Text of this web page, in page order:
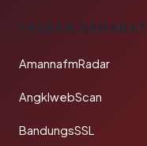
TAUTAN SAHABAT
AmannafmRadar
AngklwebScan
BandungsSSL